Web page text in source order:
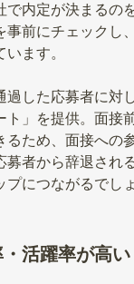
で内定が決まるの
事前にチェックし
ます。
過した応募者に対
ト」を提供。面接
るため、面接への
募者から辞退され
につながるでしょ
活躍率が高い